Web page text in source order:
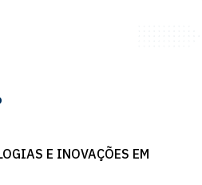
E INOVAÇÕES EM